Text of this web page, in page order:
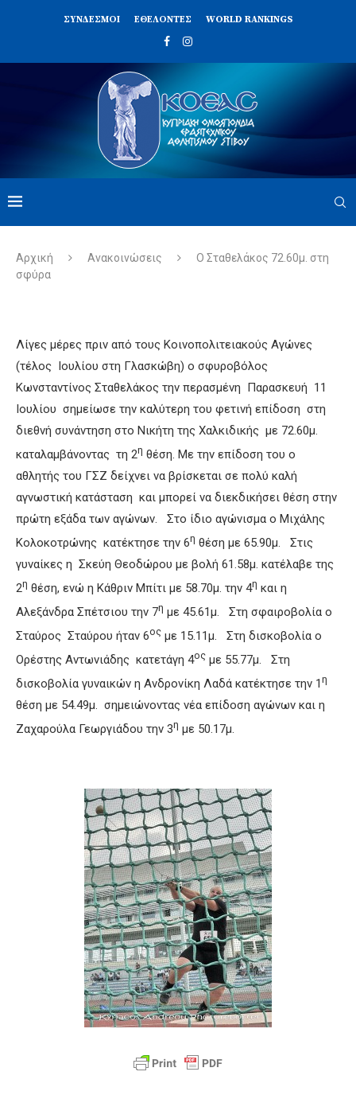
ΣΥΝΔΈΣΜΟΙ ΕΘΕΛΟΝΤΈΣ WORLD RANKINGS
Αρχική Ανακοινώσεις
Ο Σταθελάκος 72.60μ. στη
σφύρα
Λίγες μέρες πριν από τους Κοινοπολιτειακούς Αγώνες
(τέλος Ιουλίου στη Γλασκώβη) ο σφυροβόλος
Κωνσταντίνος Σταθελάκος την περασμένη Παρασκευή 11
Ιουλίου σημείωσε την καλύτερη του φετινή επίδοση στη
διεθνή συνάντηση στο Νικήτη της Χαλκιδικής με 72.60μ.
καταλαμβάνοντας τη 2η θέση. Με την επίδοση του ο
αθλητής του ΓΣΖ δείχνει να βρίσκεται σε πολύ καλή
αγνωστική κατάσταση και μπορεί να διεκδικήσει θέση στην
πρώτη εξάδα των αγώνων. Στο ίδιο αγώνισμα ο Μιχάλης
Κολοκοτρώνης κατέκτησε την 6η θέση με 65.90μ. Στις
γυναίκες η Σκεύη Θεοδώρου με βολή 61.58μ. κατέλαβε της
2η θέση, ενώ η Κάθριν Μπίτι με 58.70μ. την 4η και η
Αλεξάνδρα Σπέτσιου την 7η με 45.61μ. Στη σφαιροβολία ο
Σταύρος Σταύρου ήταν 6ος με 15.11μ. Στη δισκοβολία ο
Ορέστης Αντωνιάδης κατετάγη 4ος με 55.77μ. Στη
δισκοβολία γυναικών η Ανδρονίκη Λαδά κατέκτησε την 1 η
θέση με 54.49μ. σημειώνοντας νέα επίδοση αγώνων και η
Ζαχαρούλα Γεωργιάδου την 3η με 50.17μ.